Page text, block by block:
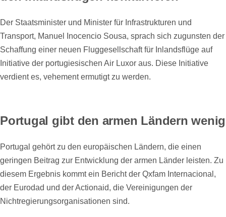
Der Staatsminister und Minister für Infrastrukturen und
Transport, Manuel Inocencio Sousa, sprach sich zugunsten der
Schaffung einer neuen Fluggesellschaft für Inlandsflüge auf
Initiative der portugiesischen Air Luxor aus. Diese Initiative
verdient es, vehement ermutigt zu werden.
Portugal gibt den armen Ländern wenig
Portugal gehört zu den europäischen Ländern, die einen
geringen Beitrag zur Entwicklung der armen Länder leisten. Zu
diesem Ergebnis kommt ein Bericht der Qxfam Internacional,
der Eurodad und der Actionaid, die Vereinigungen der
Nichtregierungsorganisationen sind.